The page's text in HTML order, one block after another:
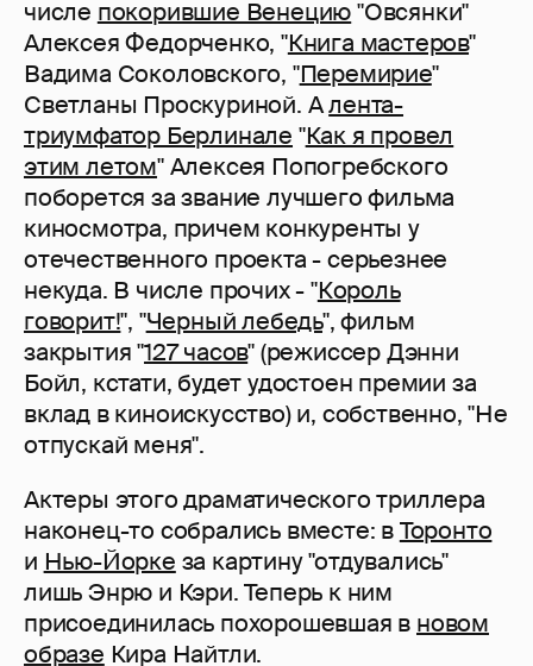
числе покорившие Венецию"Овсянки"
Алексея Федорченко, "Книга мастеров"
Вадима Соколовского, "Перемирие"
Светланы Проскуриной. Алента-
триумфатор Берлинале "Как я провел
этим летом" Алексея Попогребского
поборется за звание лучшего фильма
киносмотра, причем конкуренты у
отечественного проекта - серьезнее
некуда. В числе прочих - "Король
говорит!", "Черный лебедь", фильм
закрытия "127 часов" (режиссер Дэнни
Бойл, кстати, будет удостоен премии за
вклад в киноискусство) и, собственно, "Не
отпускай меня".
Актеры этого драматического триллера
наконец-то собрались вместе: вТоронто
и Нью-Йорке за картину "отдувались"
лишь Энрю и Кэри. Теперь к ним
присоединилась похорошевшая в новом
образе Кира Найтли.